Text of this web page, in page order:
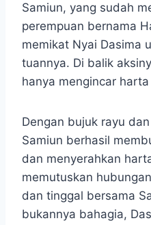
Samiun, yang sudah
perempuan bernama
memikat Nyai Dasima
tuannya. Di balik
hanya mengincar
Dengan bujuk rayu
Samiun berhasil
dan menyerahkan
memutuskan
dan tinggal bersama
bukannya bahagia,